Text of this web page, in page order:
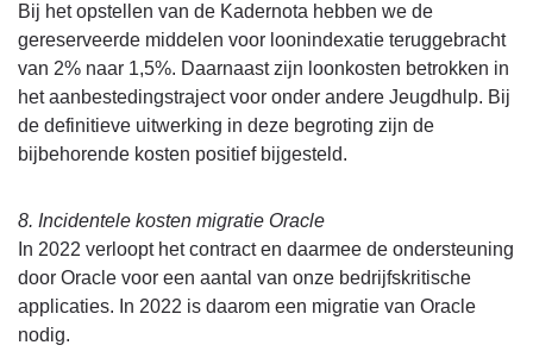
Bij het opstellen van de Kadernota hebben we de
gereserveerde middelen voor loonindexatie teruggebracht
van 2% naar 1,5%. Daarnaast zijn loonkosten betrokken in
het aanbestedingstraject voor onder andere Jeugdhulp. Bij
de definitieve uitwerking in deze begroting zijn de
bijbehorende kosten positief bijgesteld.
8. Incidentele kosten migratie Oracle
In 2022 verloopt het contract en daarmee de ondersteuning
door Oracle voor een aantal van onze bedrijfskritische
applicaties. In 2022 is daarom een migratie van Oracle
nodig.